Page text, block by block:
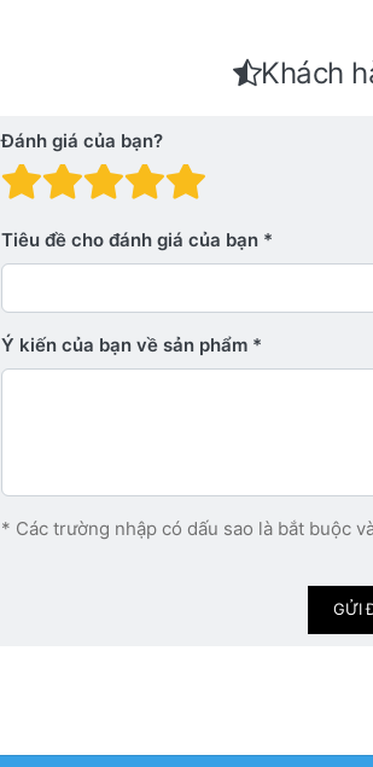
Khách
Đánh giá của bạn?
Đánh giá: 4
Đánh giá: 3
Đánh giá: 2 trên
Đánh giá: 1 trên 5
Tiêu đề cho đánh giá của bạn
Ý kiến ​​của bạn về sản phẩm
* Các trường nhập có dấu sao là bắt buộc
GỬI